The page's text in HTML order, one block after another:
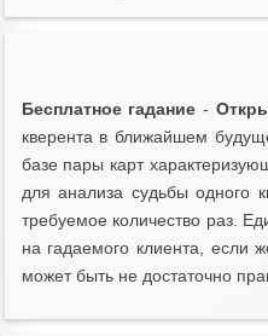
Бесплатное гадание -
кверента в ближайшем
базе пары карт
для анализа судьбы одного
требуемое количество раз.
на гадаемого клиента, если
может быть не достаточно